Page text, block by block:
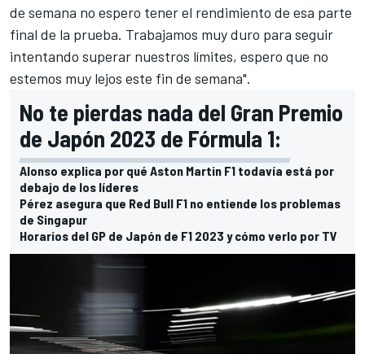
de semana no espero tener el rendimiento de esa parte
final de la prueba. Trabajamos muy duro para seguir
intentando superar nuestros límites, espero que no
estemos muy lejos este fin de semana".
No te pierdas nada del Gran Premio
de Japón 2023 de Fórmula 1:
Alonso explica por qué Aston Martin F1 todavía está por
debajo de los líderes
Pérez asegura que Red Bull F1 no entiende los problemas
de Singapur
Horarios del GP de Japón de F1 2023 y cómo verlo por TV